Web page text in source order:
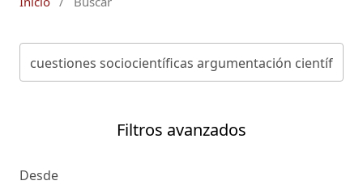
Filtros avanzados
Desde